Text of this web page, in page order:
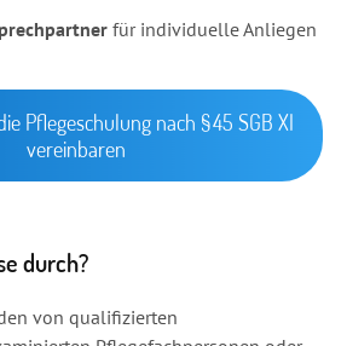
für individuelle Anliegen
Pflegeschulung nach § 45 SGB XI
vereinbaren
durch?
von qualifizierten